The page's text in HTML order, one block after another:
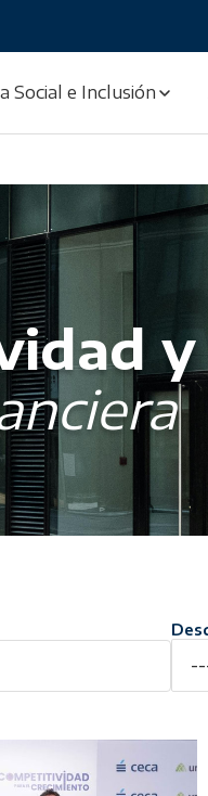
Social e Inclusión
y